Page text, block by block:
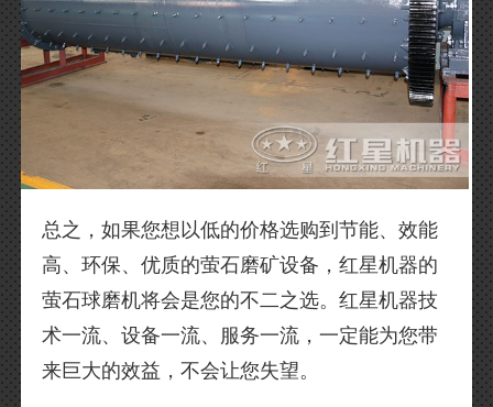
总之，如果您想以低的价格选购到节能、效能
高、环保、优质的萤石磨矿设备，红星机器的
萤石球磨机将会是您的不二之选。红星机器技
术一流、设备一流、服务一流，一定能为您带
来巨大的效益，不会让您失望。